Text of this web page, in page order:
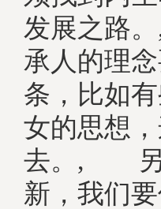
发展之路
承人的理
条，比如
女的思想
去。, 另
新，我们